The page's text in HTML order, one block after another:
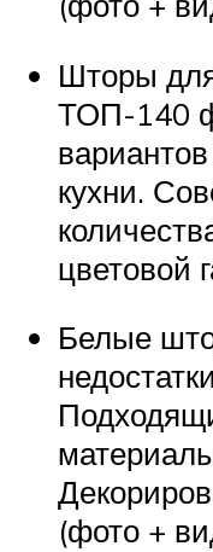
Шторы
ТОП-140
кухни.
цветовой
Белые
(фото +